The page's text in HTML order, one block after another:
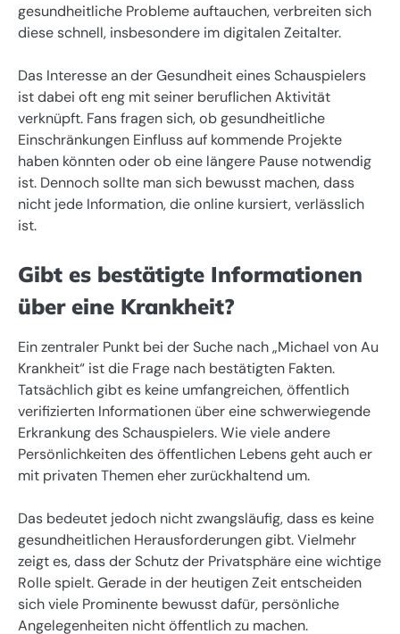
gesundheitliche Probleme auftauchen, verbreiten sich
diese schnell, insbesondere im digitalen Zeitalter.
Das Interesse an der Gesundheit eines Schauspielers
ist dabei oft eng mit seiner beruflichen Aktivität
verknüpft. Fans fragen sich, ob gesundheitliche
Einschränkungen Einfluss auf kommende Projekte
haben könnten oder ob eine längere Pause notwendig
ist. Dennoch sollte man sich bewusst machen, dass
nicht jede Information, die online kursiert, verlässlich
ist.
Gibt es bestätigte Informationen
über eine Krankheit?
Ein zentraler Punkt bei der Suche nach „Michael von Au
Krankheit“ ist die Frage nach bestätigten Fakten.
Tatsächlich gibt es keine umfangreichen, öffentlich
verifizierten Informationen über eine schwerwiegende
Erkrankung des Schauspielers. Wie viele andere
Persönlichkeiten des öffentlichen Lebens geht auch er
mit privaten Themen eher zurückhaltend um.
Das bedeutet jedoch nicht zwangsläufig, dass es keine
gesundheitlichen Herausforderungen gibt. Vielmehr
zeigt es, dass der Schutz der Privatsphäre eine wichtige
Rolle spielt. Gerade in der heutigen Zeit entscheiden
sich viele Prominente bewusst dafür, persönliche
Angelegenheiten nicht öffentlich zu machen.